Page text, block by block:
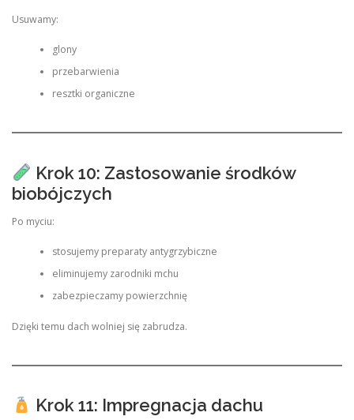
Usuwamy:
glony
przebarwienia
resztki organiczne
Krok 10: Zastosowanie środków
biobójczych
Po myciu:
stosujemy preparaty antygrzybiczne
eliminujemy zarodniki mchu
zabezpieczamy powierzchnię
Dzięki temu dach wolniej się zabrudza.
Krok 11: Impregnacja dachu